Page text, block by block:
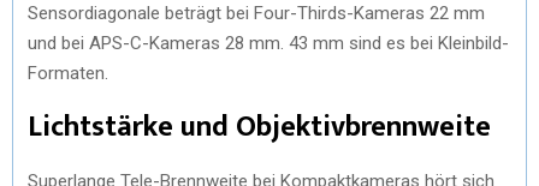
Sensordiagonale beträgt bei Four-Thirds-Kameras 22 mm
und bei APS-C-Kameras 28 mm. 43 mm sind es bei Kleinbild-
Formaten.
Lichtstärke und Objektivbrennweite
Superlange Tele-Brennweite bei Kompaktkameras hört sich